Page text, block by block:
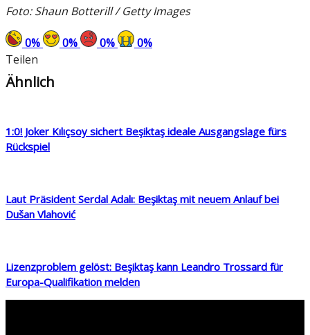
Foto: Shaun Botterill / Getty Images
0% 0% 0% 0%
Teilen
Ähnlich
1:0! Joker Kılıçsoy sichert Beşiktaş ideale Ausgangslage fürs
Rückspiel
Laut Präsident Serdal Adalı: Beşiktaş mit neuem Anlauf bei
Dušan Vlahović
Lizenzproblem gelöst: Beşiktaş kann Leandro Trossard für
Europa-Qualifikation melden